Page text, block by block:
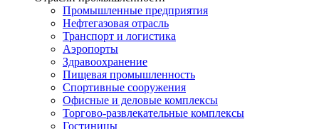
Промышленные предприятия
Нефтегазовая отрасль
Транспорт и логистика
Аэропорты
Здравоохранение
Пищевая промышленность
Спортивные сооружения
Офисные и деловые комплексы
Торгово-развлекательные комплексы
Гостиницы